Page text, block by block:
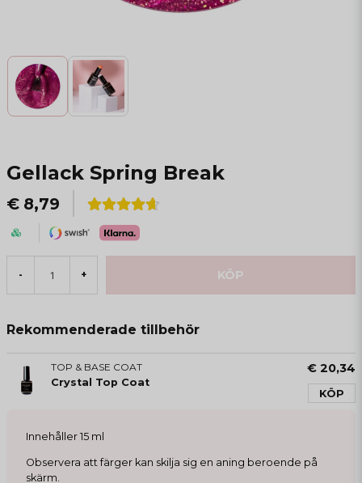
Gellack Spring Break
€ 8,79
- + KÖP
Rekommenderade tillbehör
TOP & BASE COAT
Crystal Top Coat
€ 20,34
KÖP
Innehåller 15 ml
Observera att färger kan skilja sig en aning beroende på
skärm.